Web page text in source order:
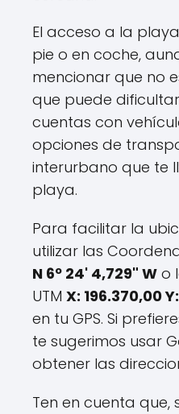
El acceso a la
pie o en coche,
mencionar que no
que puede
cuentas con
opciones de
interurbano que te
playa.
Para facilitar la
utilizar las
N 6º 24' 4,729" W o
UTM X: 196.370,00
en tu GPS. Si
te sugerimos usar
obtener las
Ten en cuenta